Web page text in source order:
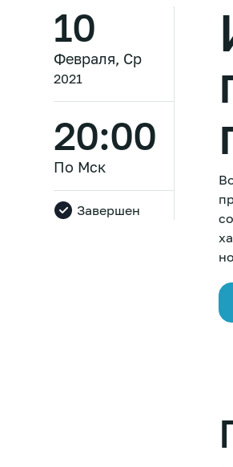
10
Февраля, Ср
2021
20:00
По Мск
Завершен